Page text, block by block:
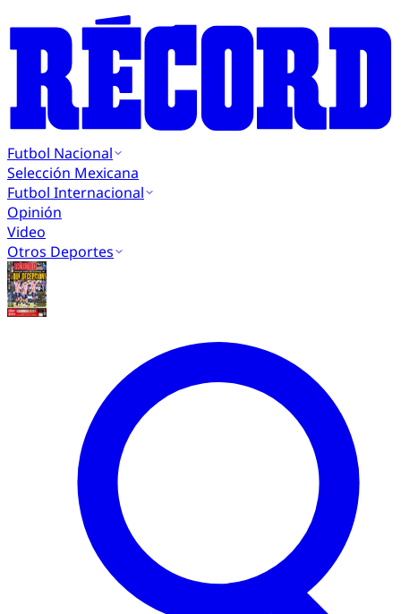
Futbol Nacional
Selección Mexicana
Futbol Internacional
Opinión
Video
Otros Deportes